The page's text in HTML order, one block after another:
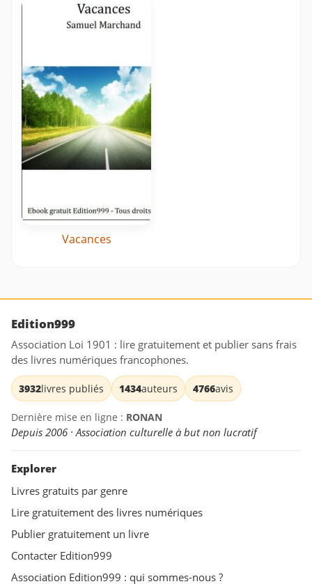
Vacances
Edition999
Association Loi 1901 : lire gratuitement et publier sans frais
des livres numériques francophones.
3932livres publiés 1434auteurs 4766avis
Dernière mise en ligne : RONAN
Depuis 2006 · Association culturelle à but non lucratif
Explorer
Livres gratuits par genre
Lire gratuitement des livres numériques
Publier gratuitement un livre
Contacter Edition999
Association Edition999 : qui sommes-nous ?